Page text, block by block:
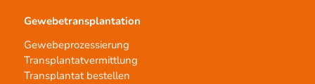
Gewebetransplantation
Gewebeprozessierung
Transplantatvermittlung
Transplantat bestellen